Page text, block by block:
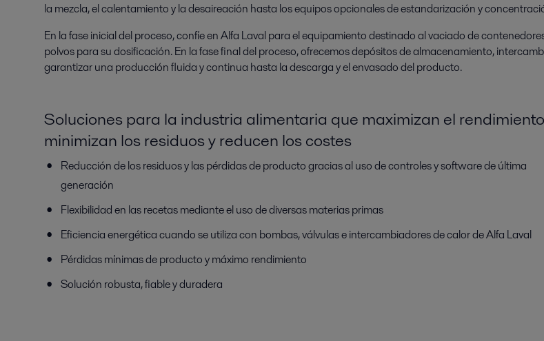
la mezcla, el calentamiento y la desaireación hasta los equipos opcionales de estandarización y
En la fase inicial del proceso, confíe en Alfa Laval para el equipamiento destinado al vaciado de
polvos para su dosificación. En la fase final del proceso, ofrecemos depósitos de almacenamiento,
garantizar una producción fluida y continua hasta la descarga y el envasado del producto.
Soluciones para la industria alimentaria que maximizan el
minimizan los residuos y reducen los costes
Reducción de los residuos y las pérdidas de producto gracias al uso de controles y software de última
generación
Flexibilidad en las recetas mediante el uso de diversas materias primas
Eficiencia energética cuando se utiliza con bombas, válvulas e intercambiadores de calor de Alfa Laval
Pérdidas mínimas de producto y máximo rendimiento
Solución robusta, fiable y duradera